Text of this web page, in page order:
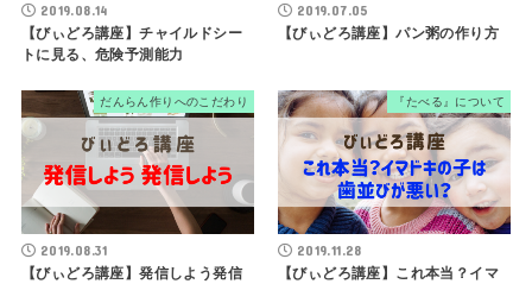
2019.08.14
【びぃどろ講座】チャイルドシー
トに見る、危険予測能力
2019.07.05
【びぃどろ講座】パン粥の作り方
だんらん作りへのこだわり
2019.08.31
【びぃどろ講座】発信しよう発信
『たべる』について
2019.11.28
【びぃどろ講座】これ本当？イマ